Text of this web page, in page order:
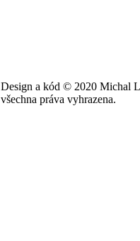
Design a kód © 2020 Michal
všechna práva vyhrazena.